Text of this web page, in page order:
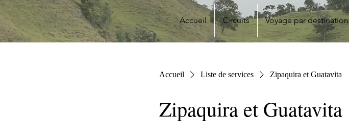
Accueil Circuits Voyage par destination
Accueil Liste de services Zipaquira et Guatavita
Zipaquira et Guatavita